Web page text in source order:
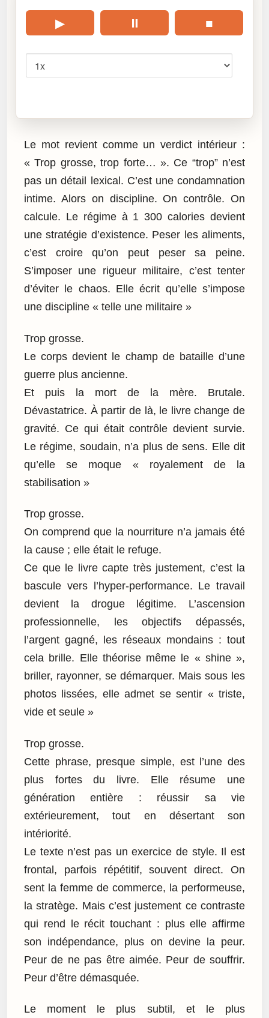
▶ ⏸ ■
Le mot revient comme un verdict intérieur :
« Trop grosse, trop forte… ». Ce “trop” n’est
pas un détail lexical. C’est une condamnation
intime. Alors on discipline. On contrôle. On
calcule. Le régime à 1 300 calories devient
une stratégie d’existence. Peser les aliments,
c’est croire qu’on peut peser sa peine.
S’imposer une rigueur militaire, c’est tenter
d’éviter le chaos. Elle écrit qu’elle s’impose
une discipline « telle une militaire »
Trop grosse.
Le corps devient le champ de bataille d’une
guerre plus ancienne.
Et puis la mort de la mère. Brutale.
Dévastatrice. À partir de là, le livre change de
gravité. Ce qui était contrôle devient survie.
Le régime, soudain, n’a plus de sens. Elle dit
qu’elle se moque « royalement de la
stabilisation »
Trop grosse.
On comprend que la nourriture n’a jamais été
la cause ; elle était le refuge.
Ce que le livre capte très justement, c’est la
bascule vers l’hyper-performance. Le travail
devient la drogue légitime. L’ascension
professionnelle, les objectifs dépassés,
l’argent gagné, les réseaux mondains : tout
cela brille. Elle théorise même le « shine »,
briller, rayonner, se démarquer. Mais sous les
photos lissées, elle admet se sentir « triste,
vide et seule »
Trop grosse.
Cette phrase, presque simple, est l’une des
plus fortes du livre. Elle résume une
génération entière : réussir sa vie
extérieurement, tout en désertant son
intériorité.
Le texte n’est pas un exercice de style. Il est
frontal, parfois répétitif, souvent direct. On
sent la femme de commerce, la performeuse,
la stratège. Mais c’est justement ce contraste
qui rend le récit touchant : plus elle affirme
son indépendance, plus on devine la peur.
Peur de ne pas être aimée. Peur de souffrir.
Peur d’être démasquée.
Le moment le plus subtil, et le plus